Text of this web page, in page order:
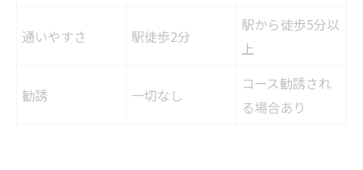
通いやすさ 駅徒歩2分
駅から徒歩5分以
上
勧誘 一切なし
コース勧誘され
る場合あり